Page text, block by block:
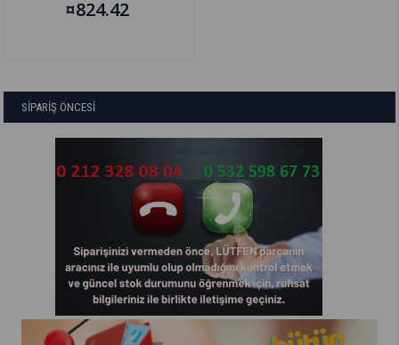
¤824.42
SİPARİŞ ÖNCESİ